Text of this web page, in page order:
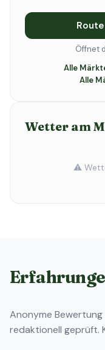
Öffnet
Alle
Alle
Wetter am
⚠️
Anonyme
redaktionell geprüft.